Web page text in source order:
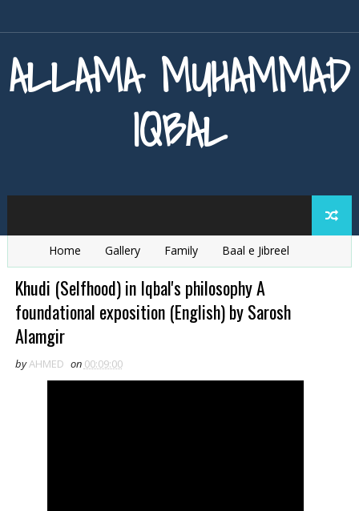
ALLAMA MUHAMMAD
IQBAL
Home Gallery Family
Baal e Jibreel
Zarb e Kaleem
Armaghan e Hijaz
Khudi (Selfhood) in Iqbal's philosophy A
foundational exposition (English) by Sarosh
Alamgir
byAHMED on 00:09:00